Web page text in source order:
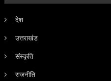
देश
उत्तराखंड
संस्कृति
राजनीति